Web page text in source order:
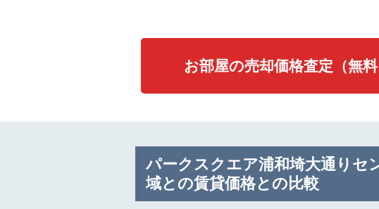
お部屋の売却価格査定 （無料
パークスクエア浦和埼大通りセ
域との賃貸価格との比較